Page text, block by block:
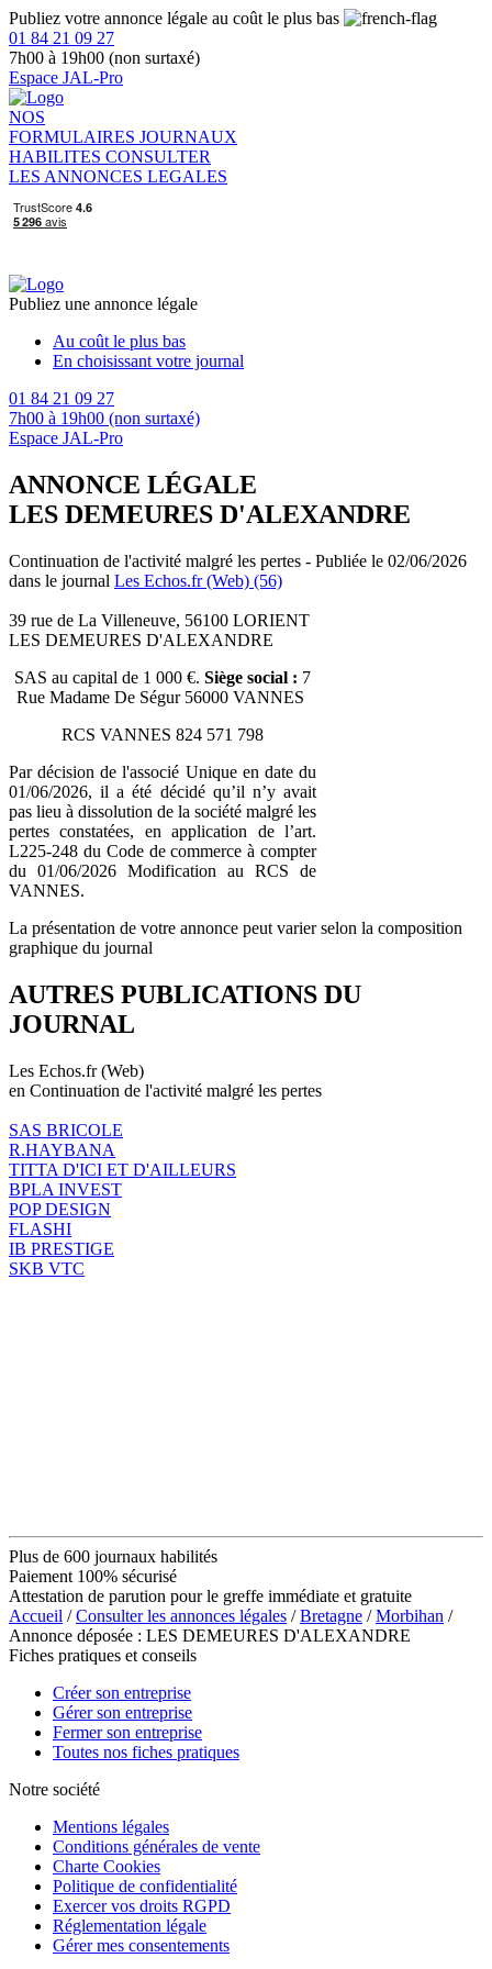
Publiez votre annonce légale au coût le plus bas
01 84 21 09 27
7h00 à 19h00 (non surtaxé)
Espace JAL-Pro
NOS
FORMULAIRES JOURNAUX
HABILITES CONSULTER
LES ANNONCES LEGALES
Publiez une annonce légale
Au coût le plus bas
En choisissant votre journal
01 84 21 09 27
7h00 à 19h00 (non surtaxé)
Espace JAL-Pro
ANNONCE LÉGALE
LES DEMEURES D'ALEXANDRE
Continuation de l'activité malgré les pertes - Publiée le 02/06/2026
dans le journal Les Echos.fr (Web) (56)
39 rue de La Villeneuve, 56100 LORIENT
LES DEMEURES D'ALEXANDRE
SAS au capital de 1 000 €. Siège social : 7
Rue Madame De Ségur 56000 VANNES
RCS VANNES 824 571 798
Par décision de l'associé Unique en date du
01/06/2026, il a été décidé qu’il n’y avait
pas lieu à dissolution de la société malgré les
pertes constatées, en application de l’art.
L225-248 du Code de commerce à compter
du 01/06/2026 Modification au RCS de
VANNES.
La présentation de votre annonce peut varier selon la composition
graphique du journal
AUTRES PUBLICATIONS DU
JOURNAL
Les Echos.fr (Web)
en Continuation de l'activité malgré les pertes
SAS BRICOLE
R.HAYBANA
TITTA D'ICI ET D'AILLEURS
BPLA INVEST
POP DESIGN
FLASHI
IB PRESTIGE
SKB VTC
Plus de 600 journaux habilités
Paiement 100% sécurisé
Attestation de parution pour le greffe immédiate et gratuite
Accueil /Consulter les annonces légales /Bretagne /Morbihan /
Annonce déposée : LES DEMEURES D'ALEXANDRE
Fiches pratiques et conseils
Créer son entreprise
Gérer son entreprise
Fermer son entreprise
Toutes nos fiches pratiques
Notre société
Mentions légales
Conditions générales de vente
Charte Cookies
Politique de confidentialité
Exercer vos droits RGPD
Réglementation légale
Gérer mes consentements